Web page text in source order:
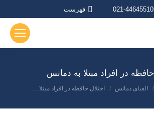
021-44645510 فهرست
حافظه در افراد مبتلا به دمانس
الفبای دمانس اختلال حافظه در افراد مبتلا…